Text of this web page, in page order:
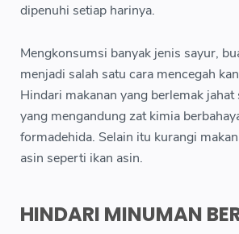
dipenuhi setiap harinya.
Mengkonsumsi banyak jenis sayur,
menjadi salah satu cara mencegah
Hindari makanan yang berlemak jahat
yang mengandung zat kimia
formadehida. Selain itu kurangi
asin seperti ikan asin.
HINDARI MINUMAN